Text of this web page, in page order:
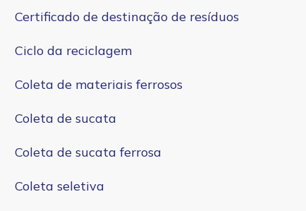
Certificado de destinação de resíduos
Ciclo da reciclagem
Coleta de materiais ferrosos
Coleta de sucata
Coleta de sucata ferrosa
Coleta seletiva